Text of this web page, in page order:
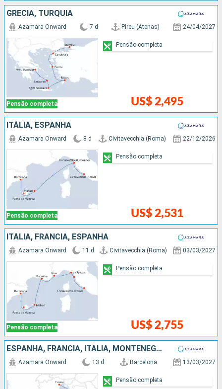
GRÉCIA, TURQUIA
Pensão completa
Azamara Onward 7 d Pireu (Atenas) 24/04/2027
US$ 2,495
Pensão completa
ITÁLIA, ESPANHA
Pensão completa
Azamara Onward 8 d Civitavecchia (Roma) 22/12/2026
US$ 2,531
Pensão completa
ITÁLIA, FRANCIA, ESPANHA
Pensão completa
Azamara Onward 11 d Civitavecchia (Roma) 03/03/2027
US$ 2,755
Pensão completa
ESPANHA, FRANCIA, ITÁLIA, MONTENEGRO, CROÁCIA
Azamara Onward 13 d Barcelona 13/03/2027
Pensão completa